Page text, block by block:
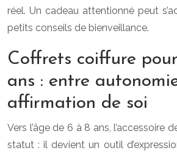
réel. Un cadeau attentionné peut
petits conseils de bienveillance.
Coffrets coiffure
ans : entre
affirmation de soi
Vers l’âge de 6 à 8 ans, l’accessoire
statut : il devient un outil